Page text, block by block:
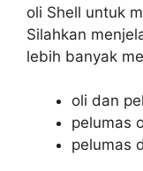
oli Shell untuk
Silahkan
lebih banyak
oli dan
pelumas
pelumas